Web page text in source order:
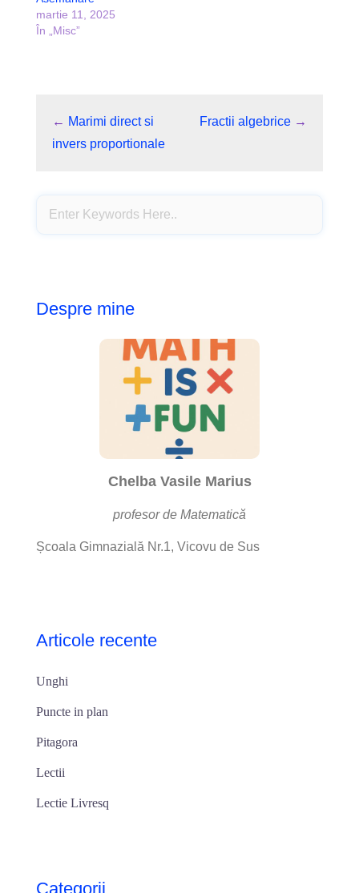
martie 11, 2025
În „Misc”
← Marimi direct si
invers proportionale
Fractii algebrice →
Despre mine
Chelba Vasile Marius
profesor de Matematică
Școala Gimnazială Nr.1, Vicovu de Sus
Articole recente
Unghi
Puncte in plan
Pitagora
Lectii
Lectie Livresq
Categorii